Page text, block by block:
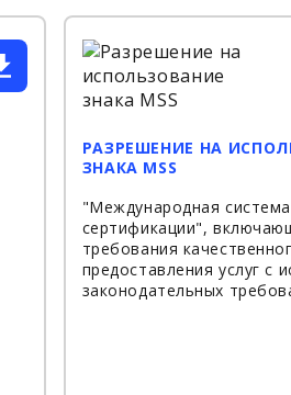
РАЗРЕШЕНИЕ НА
ЗНАКА MSS
"Международная система
сертификации",
требования
предоставления услуг с
законодательных